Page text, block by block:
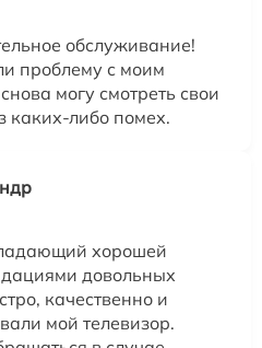
обслуживание!
проблему с моим
могу смотреть свои
каких-либо помех.
хорошей
довольных
качественно и
мой телевизор.